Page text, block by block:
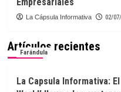
La Cápsula Informativa 02/
Artículos recientes
Farándula
La Capsula Informativa: